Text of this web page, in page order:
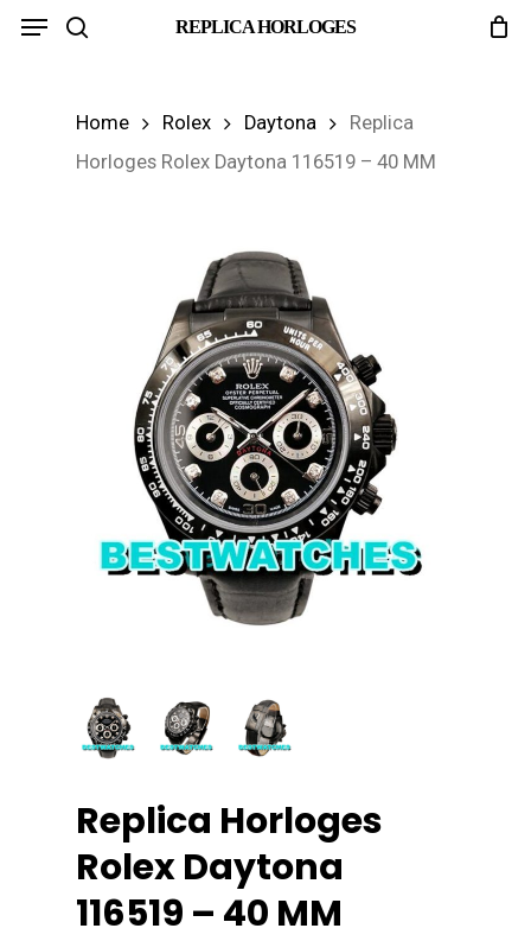
Skip
REPLICA HORLOGES
Menu
Home Rolex Daytona
Replica
Horloges Rolex Daytona 116519 – 40 MM
Replica Horloges
Rolex Daytona
116519 – 40 MM